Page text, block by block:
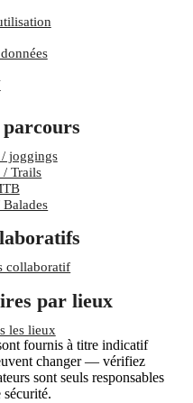
joggings
/ Trails
Balades
collaboratif
par lieux
les lieux
fournis à titre indicatif
changer — vérifiez
sont seuls responsables